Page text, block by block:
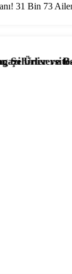
31 Bin 73
Personel
📰